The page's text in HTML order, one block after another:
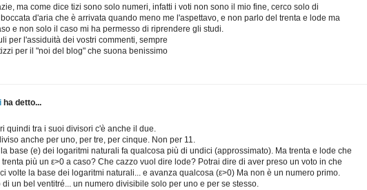
ma come dice tizi sono solo numeri, infatti i voti non sono il mio fine, cerco solo di
d'aria che è arrivata quando meno me l'aspettavo, e non parlo del trenta e lode ma
e non solo il caso mi ha permesso di riprendere gli studi.
per l'assiduità dei vostri commenti, sempre
per il "noi del blog" che suona benissimo
ha detto...
quindi tra i suoi divisori c'è anche il due.
anche per uno, per tre, per cinque. Non per 11.
base (e) dei logaritmi naturali fa qualcosa più di undici (approssimato). Ma trenta e lode che
più un ε>0 a caso? Che cazzo vuol dire lode? Potrai dire di aver preso un voto in che
volte la base dei logaritmi naturali... e avanza qualcosa (ε>0) Ma non è un numero primo.
di un bel ventitré... un numero divisibile solo per uno e per se stesso.